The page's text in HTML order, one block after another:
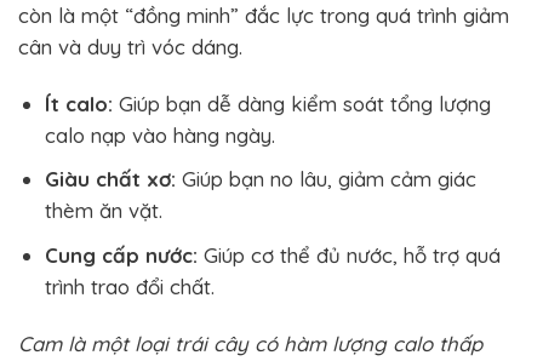
còn là một “đồng minh” đắc lực trong quá trình giảm
cân và duy trì vóc dáng.
Ít calo: Giúp bạn dễ dàng kiểm soát tổng lượng
calo nạp vào hàng ngày.
Giàu chất xơ: Giúp bạn no lâu, giảm cảm giác
thèm ăn vặt.
Cung cấp nước: Giúp cơ thể đủ nước, hỗ trợ quá
trình trao đổi chất.
Cam là một loại trái cây có hàm lượng calo thấp